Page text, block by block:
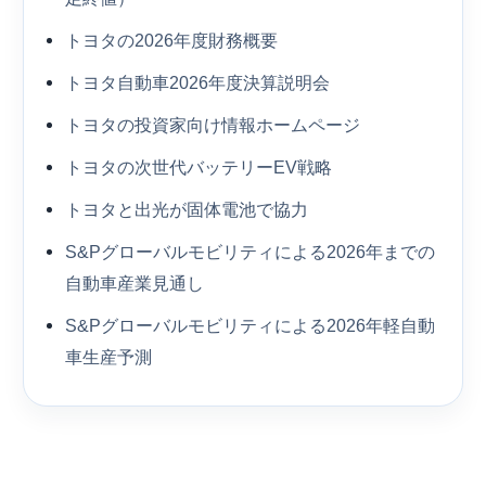
トヨタの2026年度財務概要
トヨタ自動車2026年度決算説明会
トヨタの投資家向け情報ホームページ
トヨタの次世代バッテリーEV戦略
トヨタと出光が固体電池で協力
S&Pグローバルモビリティによる2026年までの
自動車産業見通し
S&Pグローバルモビリティによる2026年軽自動
車生産予測